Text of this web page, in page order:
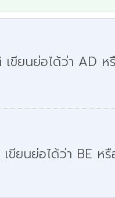
ขียนย่อได้ว่า AD ห
ขียนย่อได้ว่า BE ห